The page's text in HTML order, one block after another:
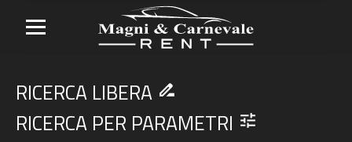
RICERCA LIBERA drive_file_rename_outline
RICERCA PER PARAMETRI tune